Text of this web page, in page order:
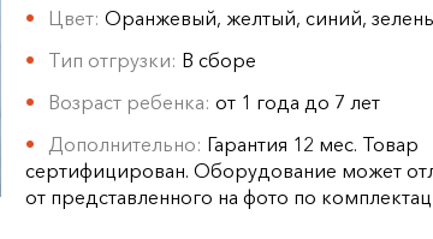
Цвет:Оранжевый, желтый, синий,
Тип отгрузки: В сборе
Возраст ребенка:от 1 года до 7 лет
Дополнительно: Гарантия 12 мес. Товар
сертифицирован. Оборудование может
от представленного на фото по